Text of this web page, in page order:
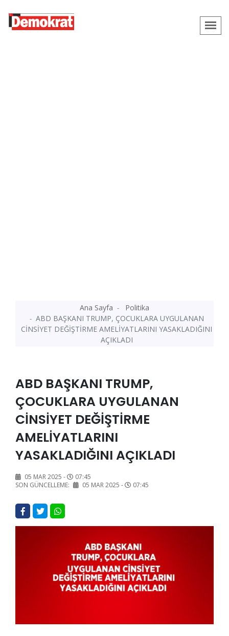
Ana Sayfa
Politika
ABD BAŞKANI TRUMP, ÇOCUKLARA UYGULANAN
CİNSİYET DEĞİŞTİRME AMELİYATLARINI YASAKLADIĞINI
AÇIKLADI
ABD BAŞKANI TRUMP,
ÇOCUKLARA UYGULANAN
CİNSİYET DEĞİŞTİRME
AMELİYATLARINI
YASAKLADIĞINI AÇIKLADI
05 MAR 2025 -
07:45
SON GÜNCELLEME:
05 MAR 2025 - 07:45